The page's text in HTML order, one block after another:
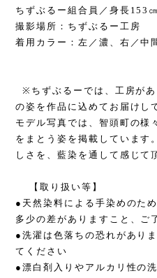
ちずぶるー組合員／身長153㎝
撮影場所：ちずぶるー工房
着用カラー：左／濃、右／中
※ちずぶるーでは、工房があ
の姿を作品に込めてお届けし
モデル写真では、智頭町の様
をまとう姿を掲載しています
しさを、藍染を通して感じて
【取り扱い等】
●天然染料による手染めのた
多少の差がありますこと、ご
●洗濯は色落ちの恐れがあり
てください
●漂白剤入りやアルカリ性の